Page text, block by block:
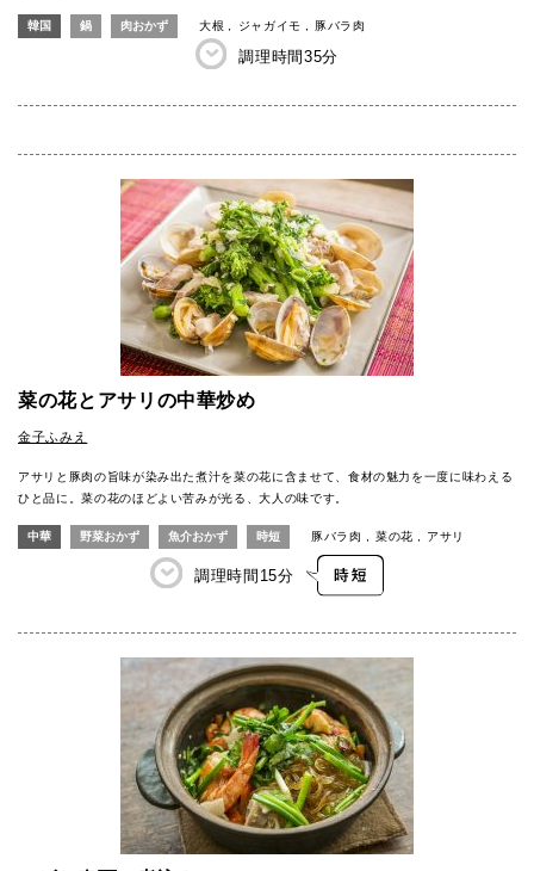
韓国 鍋 肉おかず 大根 ジャガイモ 豚バラ肉
調理時間35分
菜の花とアサリの中華炒め
金子ふみえ
アサリと豚肉の旨味が染み出た煮汁を菜の花に含ませて、食材の魅力を一度に味わえる
ひと品に。菜の花のほどよい苦みが光る、大人の味です。
中華 野菜おかず 魚介おかず 時短 豚バラ肉 菜の花 アサリ
調理時間 15分